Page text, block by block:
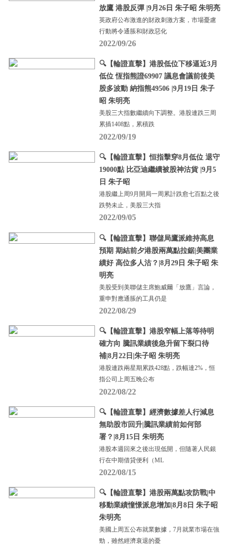
放鷹 港股反彈 |9月26日 朱子昭 朱明亮
英政府公布激進的財政刺激方案，市場憂慮
行動將令通脹和財政惡化
2022/09/26
🔍【輪證直擊】港股低位下移逼近3月
低位 恆指熊證69907 議息會議前後美
股多波動 納指熊49506 |9月19日 朱子
昭 朱明亮
美股三大指數繼續向下調整。港股連跌三周
累插1408點，累積跌
2022/09/19
🔍【輪證直擊】恒指擊穿8月低位 退守
19000點 比亞迪繼續被股神沽貨 |9月5
日 朱子昭
港股繼上周9月開局一周累計跌愈七百點之後
跌勢未止，美股三大指
2022/09/05
🔍【輪證直擊】聯儲局鷹派維持高息
預期 期結前夕港股兩萬點拉鋸|美團業
績好 高位多人沽？|8月29日 朱子昭 朱
明亮
美股受到美聯儲主席鮑威爾「放鷹」言論，
重申對應通脹的工具仍是
2022/08/29
🔍【輪證直擊】港股窄幅上落等待明
確方向 騰訊業績後急升留下裂口待
補|8月22日|朱子昭 朱明亮
港股連跌兩星期累跌428點，跌幅達2%，恒
指公司上周五晚公布
2022/08/22
🔍【輪證直擊】經濟數據差人行減息
無助股市回升|騰訊業績前如何部
署？|8月15日 朱明亮
港股本週回來之後出現低開，但隨著人民銀
行在中期借貸便利（ML
2022/08/15
🔍【輪證直擊】港股兩萬點攻防戰|中
移動業績憧憬派息增加|8月8日 朱子昭
朱明亮
美國上周五公布就業數據，7月就業市場在強
勁，雖然經濟衰退的憂